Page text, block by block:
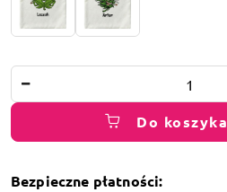
Do koszyka
Bezpieczne płatności: